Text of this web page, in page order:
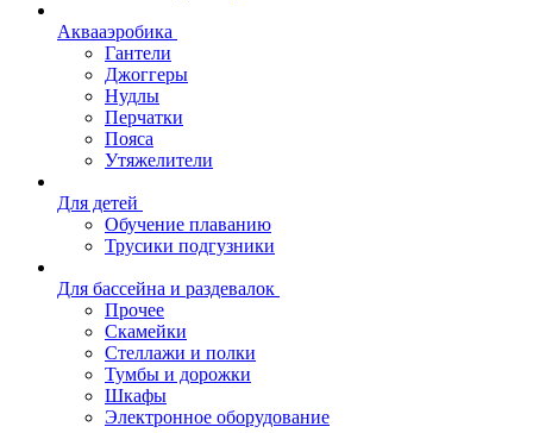
Аквааэробика
Гантели
Джоггеры
Нудлы
Перчатки
Пояса
Утяжелители
Для детей
Обучение плаванию
Трусики подгузники
Для бассейна и раздевалок
Прочее
Скамейки
Стеллажи и полки
Тумбы и дорожки
Шкафы
Электронное оборудование